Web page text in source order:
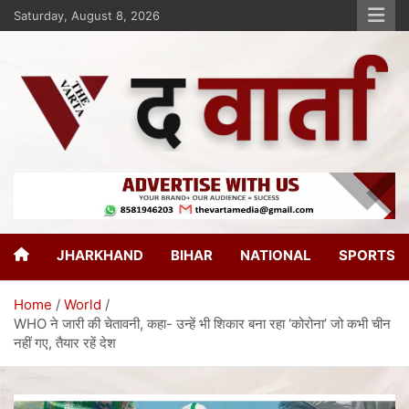
Saturday, August 8, 2026
The Varta
JHARKHAND BIHAR NATIONAL SPORTS
Home
World
WHO ने जारी की चेतावनी, कहा- उन्‍हें भी शिकार बना रहा ‘कोरोना’ जो कभी चीन
नहीं गए, तैयार रहें देश